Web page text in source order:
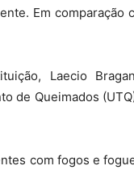
Em comparação
Laecio
de Queimados
com fogos e